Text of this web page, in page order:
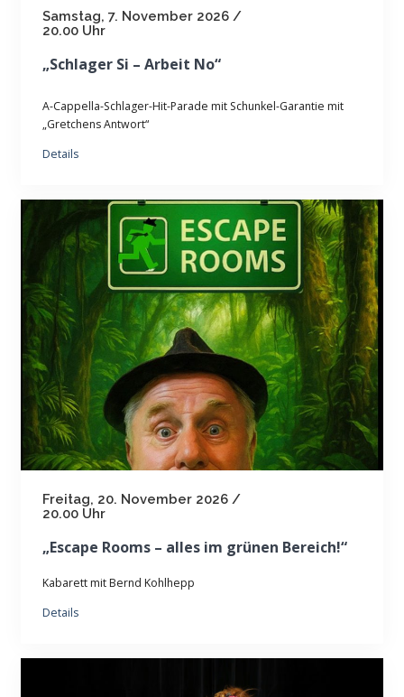
Samstag, 7. November 2026 /
20.00 Uhr
„Schlager Si – Arbeit No“
A-Cappella-Schlager-Hit-Parade mit Schunkel-Garantie mit
„Gretchens Antwort“
Details
Freitag, 20. November 2026 /
20.00 Uhr
„Escape Rooms – alles im grünen Bereich!“
Kabarett mit Bernd Kohlhepp
Details